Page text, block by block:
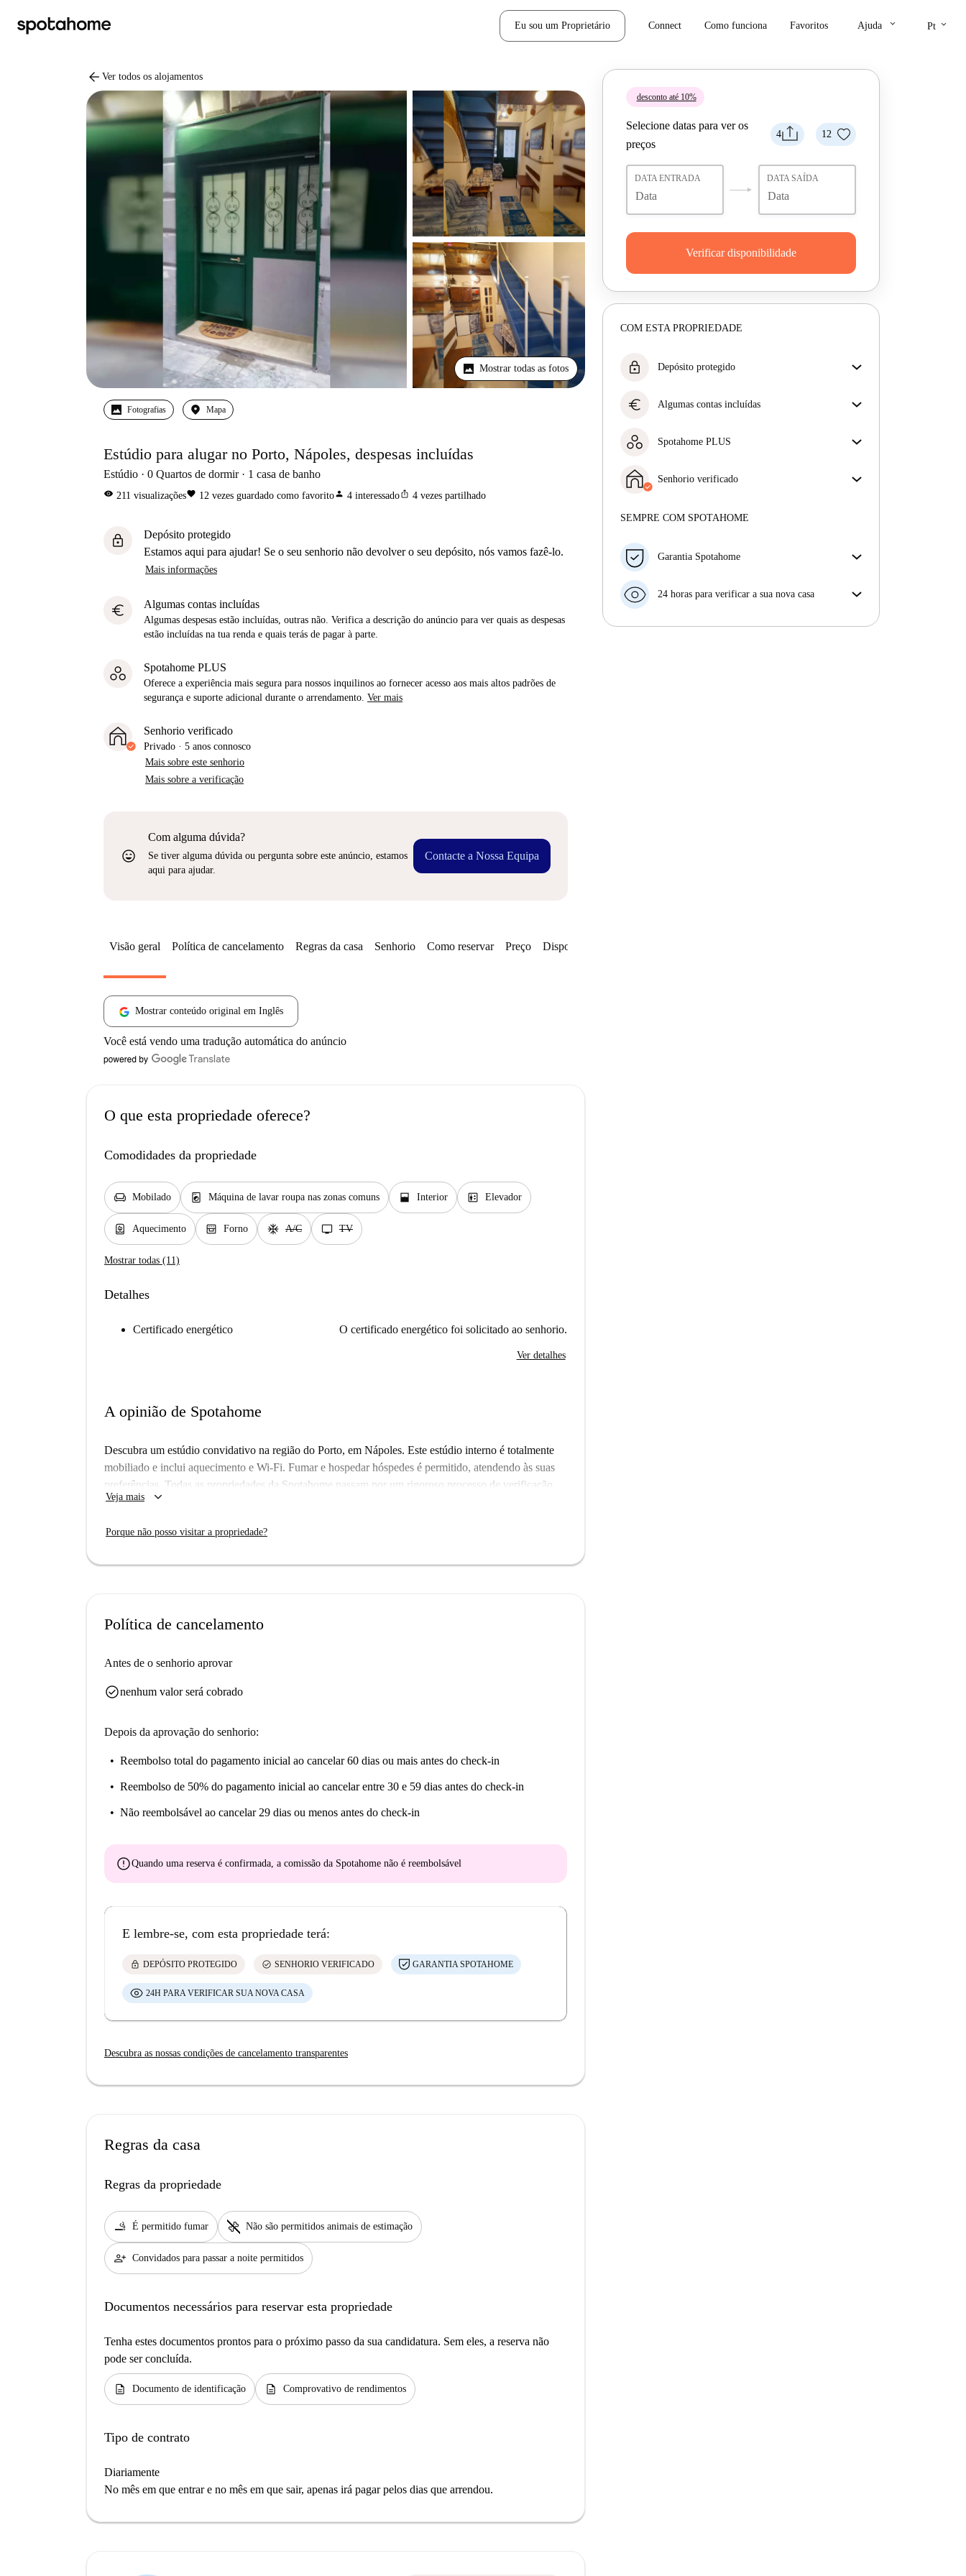
Eu sou um Proprietário Connect Como funciona Favoritos Ajuda keyboard_arrow_down Pt keyboard_arrow_down
arrow_back Ver todos os alojamentos
Mostrar todas as fotos
Fotografias Mapa
Estúdio para alugar no Porto, Nápoles, despesas incluídas
Estúdio 0 Quartos de dormir 1 casa de banho
visibility 211 visualizaçõesfavorite 12 vezes guardado como favoritoperson 4 interessadoios_share 4 vezes partilhado
lock
Depósito protegido
Estamos aqui para ajudar! Se o seu senhorio não devolver o seu depósito, nós vamos fazê-lo.
Mais informações
euro Algumas contas incluídas
Algumas despesas estão incluídas, outras não. Verifica a descrição do anúncio para ver quais as despesas
estão incluídas na tua renda e quais terás de pagar à parte.
Spotahome PLUS
Oferece a experiência mais segura para nossos inquilinos ao fornecer acesso aos mais altos padrões de
segurança e suporte adicional durante o arrendamento. Ver mais
Senhorio verificado
Privado · 5 anos connosco
Mais sobre este senhorio
Mais sobre a verificação
sentiment_very_satisfied
Com alguma dúvida?
Se tiver alguma dúvida ou pergunta sobre este anúncio, estamos
aqui para ajudar.
Contacte a Nossa Equipa
desconto até 10%
4 12
Selecione datas para ver os
preços
DATA ENTRADA DATA SAÍDA
Verificar disponibilidade
COM ESTA PROPRIEDADE
lock Depósito protegido
devolver o seu depósito, nós vamos fazê-lo.
euro Algumas contas incluídas
Verifica a descrição do anúncio para ver quais as
Spotahome PLUS
inquilinos ao fornecer acesso aos mais altos padrões
de segurança e suporte adicional durante o
Senhorio verificado
Mais sobre este senhorio
SEMPRE COM SPOTAHOME
Garantia Spotahome
antecedência, nós iremos A) pagar um hotel e ajudá-
seu dinheiro na totalidade.
24 horas para verificar a sua nova casa
Visão geral Política de cancelamento Regras da casa Senhorio Como reservar Preço Disponibilidades
Mostrar conteúdo original em Inglês
Você está vendo uma tradução automática do anúncio
O que esta propriedade oferece?
Comodidades da propriedade
chair Mobilado local_laundry_service Máquina de lavar roupa nas zonas comuns window_open Interior elevator Elevador
water_heater Aquecimento oven_gen Forno ac_unit A/C tv TV
Mostrar todas (11)
Detalhes
Certificado energético O certificado energético foi solicitado ao senhorio.
Ver detalhes
A opinião de Spotahome
Descubra um estúdio convidativo na região do Porto, em Nápoles. Este estúdio interno é totalmente
mobiliado e inclui aquecimento e Wi-Fi. Fumar e hospedar hóspedes é permitido, atendendo às suas
preferências. Todas as propriedades da Spotahome passam por um rigoroso processo de verificação
para garantir sua confiança na reserva.
O bairro do Porto oferece acesso incrível a atrações notáveis. Nas proximidades estão a Rua Catalana,
história e o charme de Nápoles a partir do seu aluguel com localização central.
Veja mais keyboard_arrow_down
Porque não posso visitar a propriedade?
Política de cancelamento
Antes de o senhorio aprovar
check_circlenenhum valor será cobrado
Depois da aprovação do senhorio:
Reembolso total do pagamento inicial ao cancelar 60 dias ou mais antes do check-in
Reembolso de 50% do pagamento inicial ao cancelar entre 30 e 59 dias antes do check-in
Não reembolsável ao cancelar 29 dias ou menos antes do check-in
errorQuando uma reserva é confirmada, a comissão da Spotahome não é reembolsável
E lembre-se, com esta propriedade terá:
lock DEPÓSITO PROTEGIDO check_circle SENHORIO VERIFICADO GARANTIA SPOTAHOME
24H PARA VERIFICAR SUA NOVA CASA
Descubra as nossas condições de cancelamento transparentes
Regras da casa
Regras da propriedade
smoking_rooms É permitido fumar pet_supplies Não são permitidos animais de estimação
person_add Convidados para passar a noite permitidos
Documentos necessários para reservar esta propriedade
Tenha estes documentos prontos para o próximo passo da sua candidatura. Sem eles, a reserva não
pode ser concluída.
description Documento de identificação description Comprovativo de rendimentos
Tipo de contrato
Diariamente
No mês em que entrar e no mês em que sair, apenas irá pagar pelos dias que arrendou.